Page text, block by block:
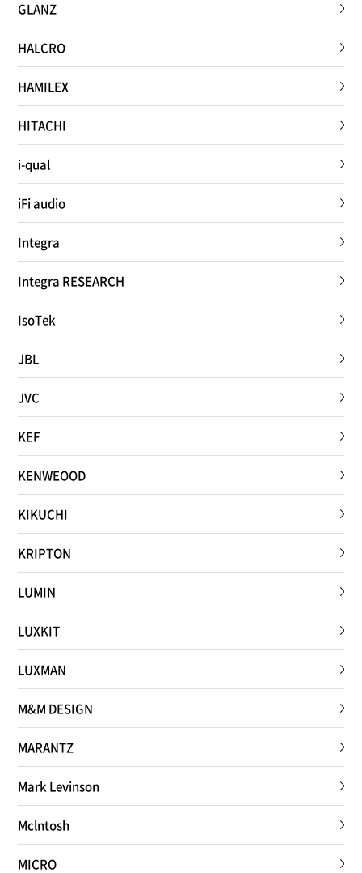
GLANZ
HALCRO
HAMILEX
HITACHI
i-qual
iFi audio
Integra
Integra RESEARCH
IsoTek
JBL
JVC
KEF
KENWEOOD
KIKUCHI
KRIPTON
LUMIN
LUXKIT
LUXMAN
M&M DESIGN
MARANTZ
Mark Levinson
Mclntosh
MICRO